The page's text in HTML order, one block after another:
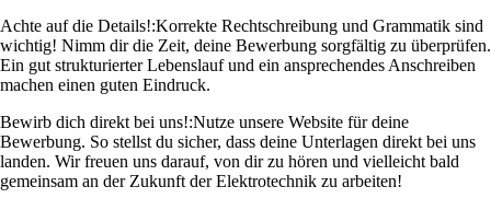
Achte auf die Details!:Korrekte Rechtschreibung und Grammatik sind
wichtig! Nimm dir die Zeit, deine Bewerbung sorgfältig zu überprüfen.
Ein gut strukturierter Lebenslauf und ein ansprechendes Anschreiben
machen einen guten Eindruck.
Bewirb dich direkt bei uns!:Nutze unsere Website für deine
Bewerbung. So stellst du sicher, dass deine Unterlagen direkt bei uns
landen. Wir freuen uns darauf, von dir zu hören und vielleicht bald
gemeinsam an der Zukunft der Elektrotechnik zu arbeiten!